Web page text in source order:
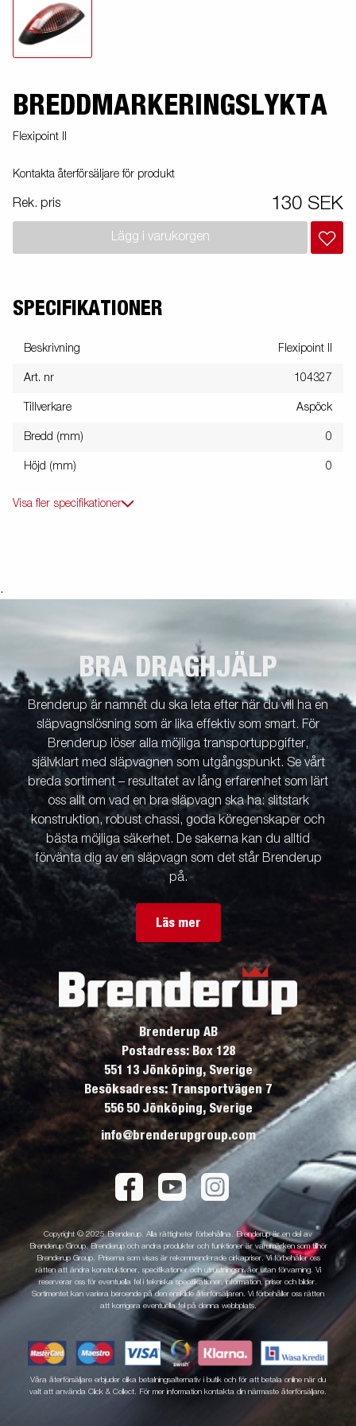
BREDDMARKERINGSLYKTA
Flexipoint II
Kontakta återförsäljare för produkt
Rek. pris 130 SEK
Lägg i varukorgen
SPECIFIKATIONER
Beskrivning Flexipoint II
Art. nr 104327
Tillverkare Aspöck
Bredd (mm) 0
Höjd (mm) 0
Visa fler specifikationer
.
BRA DRAGHJÄLP
Brenderup är namnet du ska leta efter när du vill ha en
släpvagnslösning som är lika effektiv som smart. För
Brenderup löser alla möjliga transportuppgifter,
självklart med släpvagnen som utgångspunkt. Se vårt
breda sortiment – resultatet av lång erfarenhet som lärt
oss allt om vad en bra släpvagn ska ha: slitstark
konstruktion, robust chassi, goda köregenskaper och
bästa möjliga säkerhet. De sakerna kan du alltid
förvänta dig av en släpvagn som det står Brenderup
på.
Läs mer
Brenderup AB
Postadress: Box 128
551 13 Jönköping, Sverige
Besöksadress: Transportvägen 7
556 50 Jönköping, Sverige
info@brenderupgroup.com
Copyright © 2025 Brenderup. Alla rättigheter förbehållna. Brenderup är en del av
Brenderup Group. Brenderup och andra produkter och funktioner är varumärken som tillhör
Brenderup Group. Priserna som visas är rekommenderade cirkapriser. Vi förbehåller oss
rätten att ändra konstruktioner, specifikationer och utrustningsnivåer utan förvarning. Vi
reserverar oss för eventuella fel i tekniska specifikationer, information, priser och bilder.
Sortimentet kan variera beroende på den enskilde återförsäljaren. Vi förbehåller oss rätten
att korrigera eventuella fel på denna webbplats.
Våra återförsäljare erbjuder olika betalningsalternativ i butik och för att betala online när du
valt att använda Click & Collect. För mer information kontakta din närmaste återförsäljare.